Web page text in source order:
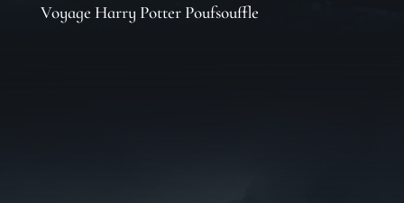
Voyage Harry Potter Poufsouffle